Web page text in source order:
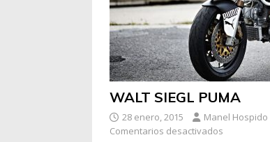
WALT SIEGL PUMA
28 enero, 2015
Manel Hospido
Comentarios desactivados